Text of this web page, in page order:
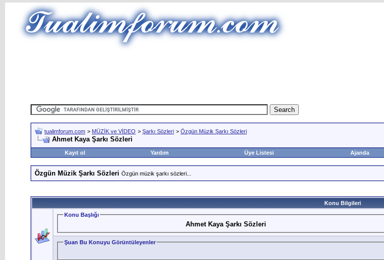
tualimforum.com > MÜZİK ve VİDEO > Şarkı Sözleri > Özgün Müzik Şarkı Sözleri
Ahmet Kaya Şarkı Sözleri
Kayıt ol
Yardım Üye Listesi Ajanda
Özgün Müzik Şarkı Sözleri Özgün müzik şarkı sözleri...
Konu Bilgileri
Konu Başlığı
Ahmet Kaya Şarkı Sözleri
Şuan Bu Konuyu Görüntüleyenler